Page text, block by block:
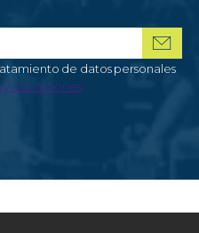
personales
de datos personales
y condiciones